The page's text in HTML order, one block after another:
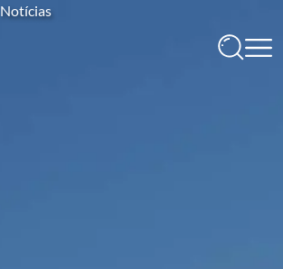
Notícias